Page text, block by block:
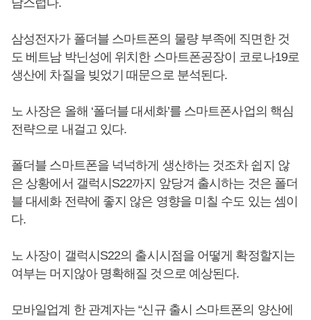
담스럽다.
삼성전자가 폴더블 스마트폰의 물량 부족에 직면한 것
도 베트남 박닌성에 위치한 스마트폰공장이 코로나19로
생산에 차질을 빚었기 때문으로 분석된다.
노 사장은 올해 ‘폴더블 대세화’를 스마트폰사업의 핵심
전략으로 내걸고 있다.
폴더블 스마트폰을 넉넉하게 생산하는 것조차 쉽지 않
은 상황에서 갤럭시S22까지 앞당겨 출시하는 것은 폴더
블 대세화 전략에 좋지 않은 영향을 미칠 수도 있는 셈이
다.
노 사장이 갤럭시S22의 출시시점을 어떻게 확정할지는
여부는 머지않아 명확해질 것으로 예상된다.
모바일업계 한 관계자는 “신규 출시 스마트폰의 양산에